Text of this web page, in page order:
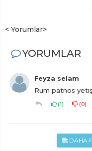
< Yorumlar>
YORUMLAR
Feyza selam
Rum patnos
(1) (0)
DAHA